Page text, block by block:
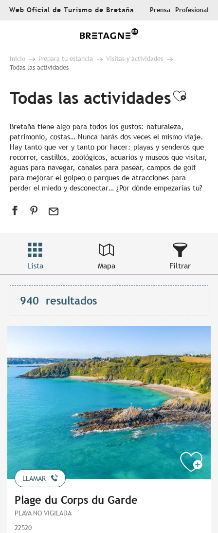
AllerWeb Oficial de Turismo de Bretaña Prensa Profesional
Inicio Prepara tu estancia
Visitas y actividades
Todas las actividades
Todas las actividades
Bretaña tiene algo para todos los gustos: naturaleza,
patrimonio, costas… Nunca harás dos veces el mismo viaje.
Hay tanto que ver y tanto por hacer: playas y senderos que
recorrer, castillos, zoológicos, acuarios y museos que visitar,
aguas para navegar, canales para pasear, campos de golf
para mejorar el golpeo o parques de atracciones para
perder el miedo y desconectar… ¿Por dónde empezarías tu?
Lista Mapa Filtrar
940 resultados
LLAMAR
Plage du Corps du Garde
PLAYA NO VIGILADA
22520